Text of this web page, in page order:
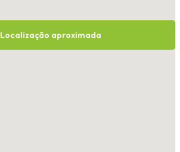
Localização aproximada